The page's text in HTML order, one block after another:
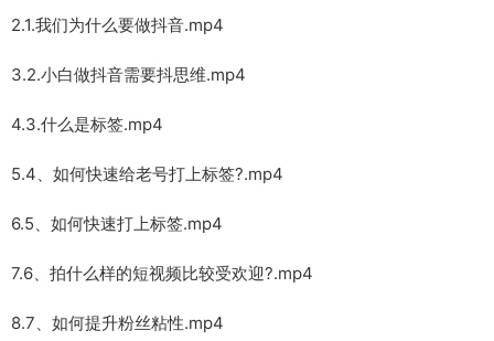
2.1.我们为什么要做抖音.mp4
3.2.小白做抖音需要抖思维.mp4
4.3.什么是标签.mp4
5.4、如何快速给老号打上标签?.mp4
6.5、如何快速打上标签.mp4
7.6、拍什么样的短视频比较受欢迎?.mp4
8.7、如何提升粉丝粘性.mp4